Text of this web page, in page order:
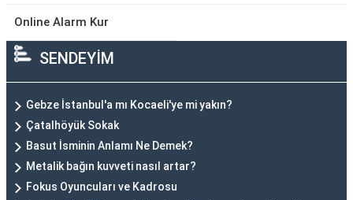
Online Alarm Kur
SENDEYİM
Gebze İstanbul'a mı Kocaeli'ye mi yakın?
Çatalhöyük Sokak
Basut İsminin Anlamı Ne Demek?
Metalik bağın kuvveti nasıl artar?
Fokus Oyuncuları ve Kadrosu